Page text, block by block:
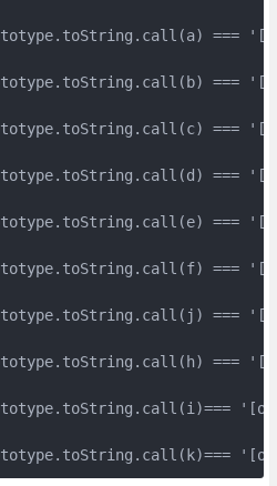
===
===
===
===
===
===
===
===
'[object